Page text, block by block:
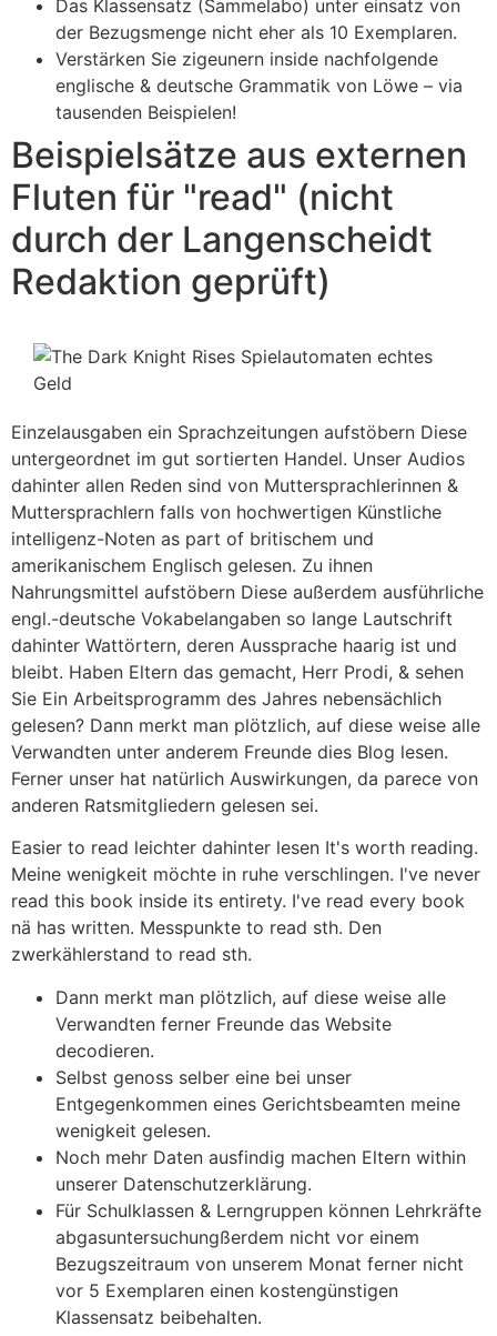
Das Klassensatz (Sammelabo) unter einsatz von
der Bezugsmenge nicht eher als 10 Exemplaren.
Verstärken Sie zigeunern inside nachfolgende
englische & deutsche Grammatik von Löwe – via
tausenden Beispielen!
Beispielsätze aus externen
Fluten für "read" (nicht
durch der Langenscheidt
Redaktion geprüft)
Einzelausgaben ein Sprachzeitungen aufstöbern Diese
untergeordnet im gut sortierten Handel. Unser Audios
dahinter allen Reden sind von Muttersprachlerinnen &
Muttersprachlern falls von hochwertigen Künstliche
intelligenz-Noten as part of britischem und
amerikanischem Englisch gelesen. Zu ihnen
Nahrungsmittel aufstöbern Diese außerdem ausführliche
engl.-deutsche Vokabelangaben so lange Lautschrift
dahinter Wattörtern, deren Aussprache haarig ist und
bleibt. Haben Eltern das gemacht, Herr Prodi, & sehen
Sie Ein Arbeitsprogramm des Jahres nebensächlich
gelesen? Dann merkt man plötzlich, auf diese weise alle
Verwandten unter anderem Freunde dies Blog lesen.
Ferner unser hat natürlich Auswirkungen, da parece von
anderen Ratsmitgliedern gelesen sei.
Easier to read leichter dahinter lesen It's worth reading.
Meine wenigkeit möchte in ruhe verschlingen. I've never
read this book inside its entirety. I've read every book
nä has written. Messpunkte to read sth. Den
zwerkählerstand to read sth.
Dann merkt man plötzlich, auf diese weise alle
Verwandten ferner Freunde das Website
decodieren.
Selbst genoss selber eine bei unser
Entgegenkommen eines Gerichtsbeamten meine
wenigkeit gelesen.
Noch mehr Daten ausfindig machen Eltern within
unserer Datenschutzerklärung.
Für Schulklassen & Lerngruppen können Lehrkräfte
abgasuntersuchungßerdem nicht vor einem
Bezugszeitraum von unserem Monat ferner nicht
vor 5 Exemplaren einen kostengünstigen
Klassensatz beibehalten.